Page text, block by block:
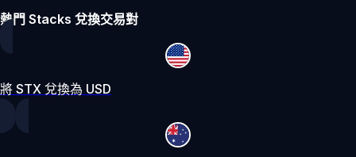
熱門 Stacks 兌換交易對
將 STX 兌換為 USD